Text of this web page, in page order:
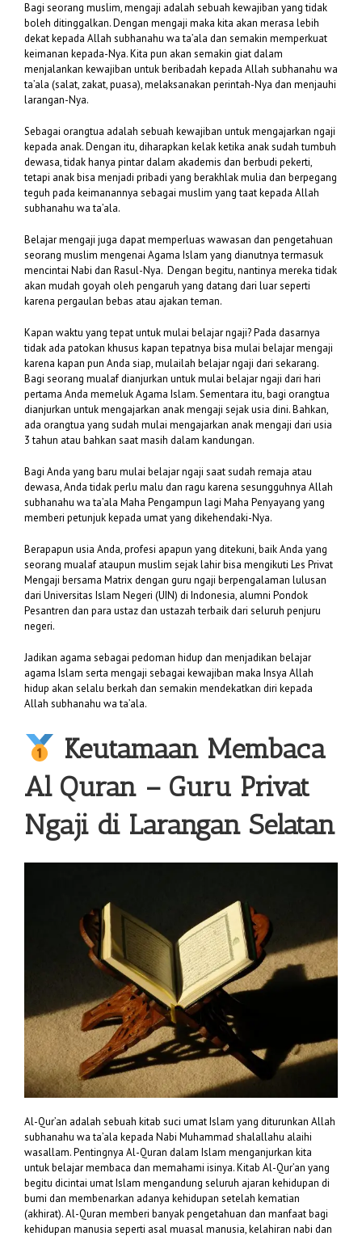
Bagi seorang muslim, mengaji adalah sebuah kewajiban yang tidak
boleh ditinggalkan. Dengan mengaji maka kita akan merasa lebih
dekat kepada Allah subhanahu wa ta’ala dan semakin memperkuat
keimanan kepada-Nya. Kita pun akan semakin giat dalam
menjalankan kewajiban untuk beribadah kepada Allah subhanahu wa
ta’ala (salat, zakat, puasa), melaksanakan perintah-Nya dan menjauhi
larangan-Nya.
Sebagai orangtua adalah sebuah kewajiban untuk mengajarkan ngaji
kepada anak. Dengan itu, diharapkan kelak ketika anak sudah tumbuh
dewasa, tidak hanya pintar dalam akademis dan berbudi pekerti,
tetapi anak bisa menjadi pribadi yang berakhlak mulia dan berpegang
teguh pada keimanannya sebagai muslim yang taat kepada Allah
subhanahu wa ta’ala.
Belajar mengaji juga dapat memperluas wawasan dan pengetahuan
seorang muslim mengenai Agama Islam yang dianutnya termasuk
mencintai Nabi dan Rasul-Nya. Dengan begitu, nantinya mereka tidak
akan mudah goyah oleh pengaruh yang datang dari luar seperti
karena pergaulan bebas atau ajakan teman.
Kapan waktu yang tepat untuk mulai belajar ngaji? Pada dasarnya
tidak ada patokan khusus kapan tepatnya bisa mulai belajar mengaji
karena kapan pun Anda siap, mulailah belajar ngaji dari sekarang.
Bagi seorang mualaf dianjurkan untuk mulai belajar ngaji dari hari
pertama Anda memeluk Agama Islam. Sementara itu, bagi orangtua
dianjurkan untuk mengajarkan anak mengaji sejak usia dini. Bahkan,
ada orangtua yang sudah mulai mengajarkan anak mengaji dari usia
3 tahun atau bahkan saat masih dalam kandungan.
Bagi Anda yang baru mulai belajar ngaji saat sudah remaja atau
dewasa, Anda tidak perlu malu dan ragu karena sesungguhnya Allah
subhanahu wa ta’ala Maha Pengampun lagi Maha Penyayang yang
memberi petunjuk kepada umat yang dikehendaki-Nya.
Berapapun usia Anda, profesi apapun yang ditekuni, baik Anda yang
seorang mualaf ataupun muslim sejak lahir bisa mengikuti Les Privat
Mengaji bersama Matrix dengan guru ngaji berpengalaman lulusan
dari Universitas Islam Negeri (UIN) di Indonesia, alumni Pondok
Pesantren dan para ustaz dan ustazah terbaik dari seluruh penjuru
negeri.
Jadikan agama sebagai pedoman hidup dan menjadikan belajar
agama Islam serta mengaji sebagai kewajiban maka Insya Allah
hidup akan selalu berkah dan semakin mendekatkan diri kepada
Allah subhanahu wa ta’ala.
Keutamaan Membaca
Al Quran – Guru Privat
Ngaji di Larangan Selatan
Al-Qur’an adalah sebuah kitab suci umat Islam yang diturunkan Allah
subhanahu wa ta’ala kepada Nabi Muhammad shalallahu alaihi
wasallam. Pentingnya Al-Quran dalam Islam menganjurkan kita
untuk belajar membaca dan memahami isinya. Kitab Al-Qur’an yang
begitu dicintai umat Islam mengandung seluruh ajaran kehidupan di
bumi dan membenarkan adanya kehidupan setelah kematian
(akhirat). Al-Quran memberi banyak pengetahuan dan manfaat bagi
kehidupan manusia seperti asal muasal manusia, kelahiran nabi dan